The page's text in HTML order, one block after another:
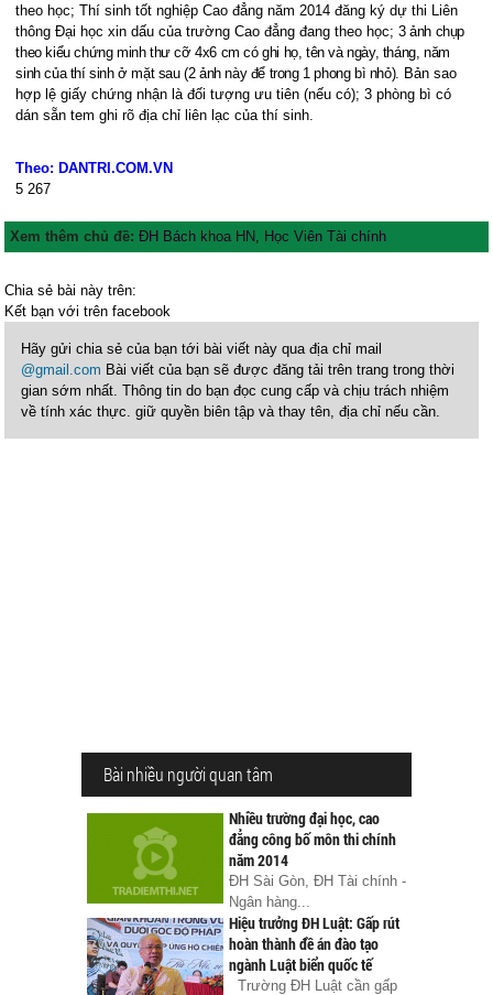
theo học; Thí sinh tốt nghiệp Cao đẳng năm 2014 đăng ký dự thi Liên
thông Đại học xin dấu của trường Cao đẳng đang theo học; 3 ảnh chụp
theo kiểu chứng minh thư cỡ 4x6 cm có ghi họ, tên và ngày, tháng, năm
sinh của thí sinh ở mặt sau (2 ảnh này để trong 1 phong bì nhỏ). Bản sao
hợp lệ giấy chứng nhận là đối tượng ưu tiên (nếu có); 3 phòng bì có
dán sẵn tem ghi rõ địa chỉ liên lạc của thí sinh.
Theo: DANTRI.COM.VN
5 267
Xem thêm chủ đề:ĐH Bách khoa HN Học Viên Tài chính
Chia sẻ bài này trên:
Kết bạn vớitrên facebook
Hãy gửi chia sẻ của bạn tới bài viết này qua địa chỉ mail
@gmail.com Bài viết của bạn sẽ được đăng tải trên trang trong thời
gian sớm nhất. Thông tin do bạn đọc cung cấp và chịu trách nhiệm
về tính xác thực. giữ quyền biên tập và thay tên, địa chỉ nếu cần.
Bài nhiều người quan tâm
Nhiều trường đại học, cao
đẳng công bố môn thi chính
năm 2014
ĐH Sài Gòn, ĐH Tài chính -
Ngân hàng...
Hiệu trưởng ĐH Luật: Gấp rút
hoàn thành đề án đào tạo
ngành Luật biển quốc tế
Trường ĐH Luật cần gấp